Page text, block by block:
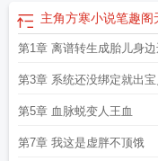
主角方寒小说笔趣阁
第1章 离谱转生成胎儿身
第3章 系统还没绑定就出宝
第5章 血脉蜕变人王血
第7章 我这是虚胖不顶饿